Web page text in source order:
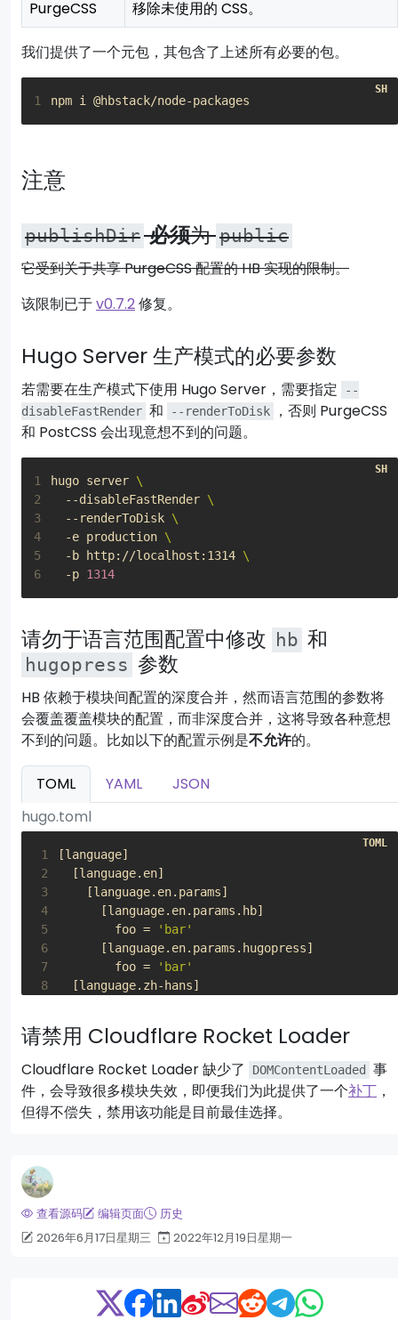
PurgeCSS 移除未使用的 CSS。
我们提供了一个元包，其包含了上述所有必要的包。
1
注意
publishDir 必须为public
它受到关于共享 PurgeCSS 配置的 HB 实现的限制。
该限制已于v0.7.2修复。
Hugo Server 生产模式的必要参数
若需要在生产模式下使用 Hugo Server，需要指定
--
disableFastRender 和 --renderToDisk
，否则 PurgeCSS
和 PostCSS 会出现意想不到的问题。
1 hugo server
2
  --disableFastRender
3
  --renderToDisk
4
  -e production
5
  -b http://localhost:1314
6
  -p
1314
请勿于语言范围配置中修改 hb 和
hugopress 参数
HB 依赖于模块间配置的深度合并，然而语言范围的参数将
会覆盖覆盖模块的配置，而非深度合并，这将导致各种意想
不到的问题。比如以下的配置示例是不允许的。
TOML YAML
JSON
hugo.toml
1 [language]
2
[language. en]
3
[language. en. params]
4
[language. en. params . hb]
5
foo =
'bar'
6
[language. en. params . hugopress]
7
foo =
'bar'
8
[language. zh-hans]
11
foo =
'bar'
zh-hans .
13
foo = 'bar'
请禁用 Cloudflare Rocket Loader
Cloudflare Rocket Loader 缺少了 DOMContentLoaded 事
件，会导致很多模块失效，即便我们为此提供了一个补丁 ，
但得不偿失，禁用该功能是目前最佳选择。
查看源码 编辑页面
历史
2026年6月17日星期三
2022年12月19日星期一